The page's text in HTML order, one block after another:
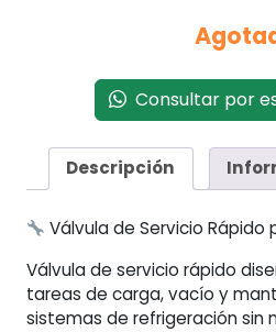
Consultar por
Descripción
Válvula de Servicio Rápido
Válvula de servicio rápido
tareas de carga, vacío y
sistemas de refrigeración sin